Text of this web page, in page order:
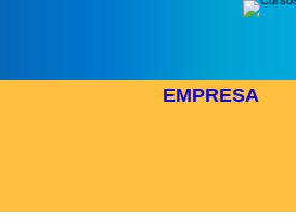
EMPRESA